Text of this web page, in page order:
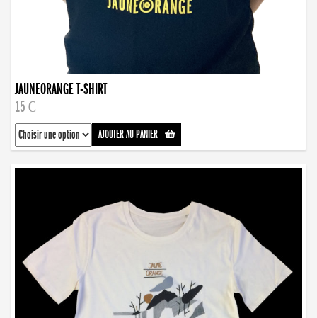
JAUNEORANGE T-SHIRT
15 €
AJOUTER AU PANIER-